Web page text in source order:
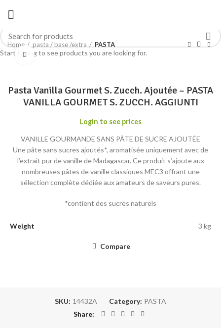
Home pasta / base /extra
PASTA
Click to enlarge
Pasta Vanilla Gourmet S. Zucch. Ajoutée – PASTA
VANILLA GOURMET S. ZUCCH. AGGIUNTI
Login to see prices
VANILLE GOURMANDE SANS PÂTE DE SUCRE AJOUTÉE
Une pâte sans sucres ajoutés*, aromatisée uniquement avec de
l’extrait pur de vanille de Madagascar. Ce produit s’ajoute aux
nombreuses pâtes de vanille classiques MEC3 offrant une
sélection complète dédiée aux amateurs de saveurs pures.
*contient des sucres naturels
Weight 3 kg
Compare
SKU: 14432A Category: PASTA
Share
Start typing to see products you are looking for.